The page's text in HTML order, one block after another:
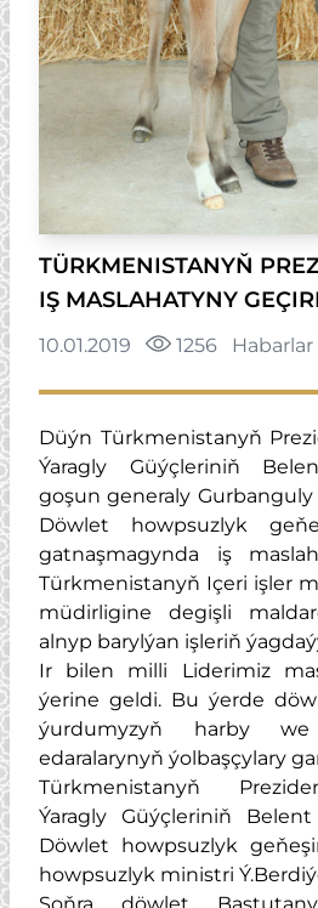
TÜRKMENISTANYŇ
IŞ MASLAHATYNY
10.01.2019 1256 Habarlar
Düýn Türkmenistanyň
Ýaragly Güýçleriniň
goşun generaly
Döwlet howpsuzlyk
gatnaşmagynda iş
Türkmenistanyň Içeri işler
müdirligine degişli
alnyp barylýan işleriň
Ir bilen milli Liderimiz
ýerine geldi. Bu ýerde
ýurdumyzyň harby
edaralarynyň ýolbaşçylary
Türkmenistanyň
Ýaragly Güýçleriniň Belent
Döwlet howpsuzlyk
howpsuzlyk ministri